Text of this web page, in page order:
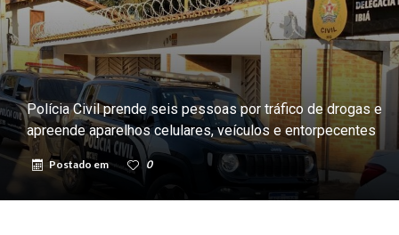
Polícia Civil prende seis pessoas por tráfico de drogas e
apreende aparelhos celulares, veículos e entorpecentes
Postado em 0